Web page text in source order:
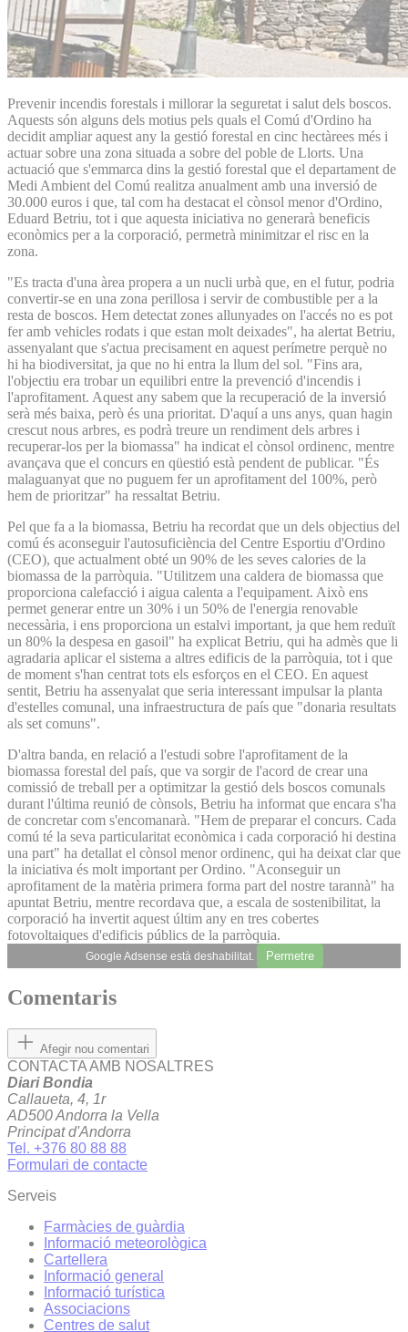
Prevenir incendis forestals i millorar la seguretat i salut dels boscos.
Aquests són alguns dels motius pels quals el Comú d'Ordino ha
decidit ampliar aquest any la gestió forestal en cinc hectàrees més i
actuar sobre una zona situada a sobre del poble de Llorts. Una
actuació que s'emmarca dins la gestió forestal que el departament de
Medi Ambient del Comú realitza anualment amb una inversió de
30.000 euros i que, tal com ha destacat el cònsol menor d'Ordino,
Eduard Betriu, tot i que aquesta iniciativa no generarà beneficis
econòmics per a la corporació, permetrà minimitzar el risc en la
zona.
"Es tracta d'una àrea propera a un nucli urbà que, en el futur, podria
convertir-se en una zona perillosa i servir de combustible per a la
resta de boscos. Hem detectat zones allunyades on l'accés no es pot
fer amb vehicles rodats i que estan molt deixades", ha alertat Betriu,
assenyalant que s'actua precisament en aquest perímetre perquè no
hi ha biodiversitat, ja que no hi entra la llum del sol. "Fins ara,
l'objectiu era trobar un equilibri entre la prevenció d'incendis i
l'aprofitament. Aquest any sabem que la recuperació de la inversió
serà més baixa, però és una prioritat. D'aquí a uns anys, quan hagin
crescut nous arbres, es podrà treure un rendiment dels arbres i
recuperar-los per la biomassa" ha indicat el cònsol ordinenc, mentre
avançava que el concurs en qüestió està pendent de publicar. "És
malaguanyat que no puguem fer un aprofitament del 100%, però
hem de prioritzar" ha ressaltat Betriu.
Pel que fa a la biomassa, Betriu ha recordat que un dels objectius del
comú és aconseguir l'autosuficiència del Centre Esportiu d'Ordino
(CEO), que actualment obté un 90% de les seves calories de la
biomassa de la parròquia. "Utilitzem una caldera de biomassa que
proporciona calefacció i aigua calenta a l'equipament. Això ens
permet generar entre un 30% i un 50% de l'energia renovable
necessària, i ens proporciona un estalvi important, ja que hem reduït
un 80% la despesa en gasoil" ha explicat Betriu, qui ha admès que li
agradaria aplicar el sistema a altres edificis de la parròquia, tot i que
de moment s'han centrat tots els esforços en el CEO. En aquest
sentit, Betriu ha assenyalat que seria interessant impulsar la planta
d'estelles comunal, una infraestructura de país que "donaria resultats
als set comuns".
D'altra banda, en relació a l'estudi sobre l'aprofitament de la
biomassa forestal del país, que va sorgir de l'acord de crear una
comissió de treball per a optimitzar la gestió dels boscos comunals
durant l'última reunió de cònsols, Betriu ha informat que encara s'ha
de concretar com s'encomanarà. "Hem de preparar el concurs. Cada
comú té la seva particularitat econòmica i cada corporació hi destina
una part" ha detallat el cònsol menor ordinenc, qui ha deixat clar que
la iniciativa és molt important per Ordino. "Aconseguir un
aprofitament de la matèria primera forma part del nostre tarannà" ha
apuntat Betriu, mentre recordava que, a escala de sostenibilitat, la
corporació ha invertit aquest últim any en tres cobertes
fotovoltaiques d'edificis públics de la parròquia.
Google Adsense està deshabilitat. Permetre
Comentaris
Afegir nou comentari
CONTACTA AMB NOSALTRES
Diari Bondia
Callaueta, 4, 1r
AD500 Andorra la Vella
Principat d'Andorra
Tel. +376 80 88 88
Formulari de contacte
Serveis
Farmàcies de guàrdia
Informació meteorològica
Cartellera
Informació general
Informació turística
Associacions
Centres de salut